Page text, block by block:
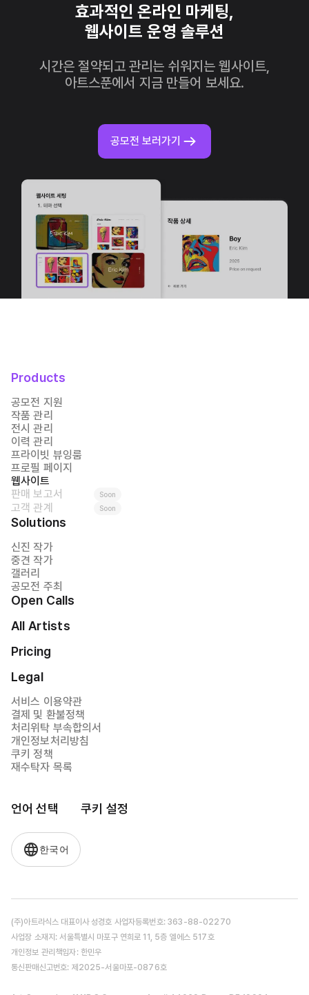
효과적인 온라인 마케팅,
웹사이트 운영 솔루션
시간은 절약되고 관리는 쉬워지는 웹사이트,
아트스푼에서 지금 만들어 보세요.
공모전 보러가기
Products
공모전 지원
작품 관리
전시 관리
이력 관리
프라이빗 뷰잉룸
프로필 페이지
웹사이트
판매 보고서
Soon
고객 관계 Soon
Solutions
신진 작가
중견 작가
갤러리
공모전 주최
Open Calls
All Artists
Pricing
Legal
서비스 이용약관
결제 및 환불정책
처리위탁 부속합의서
개인정보처리방침
쿠키 정책
재수탁자 목록
언어 선택
한국어
쿠키 설정
(주)아트라식스 대표이사 성경호 사업자등록번호: 363-88-02270
사업장 소재지: 서울특별시 마포구 연희로 11, 5층 엘에스 517호
개인정보 관리책임자: 한민우
통신판매신고번호: 제2025-서울마포-0876호